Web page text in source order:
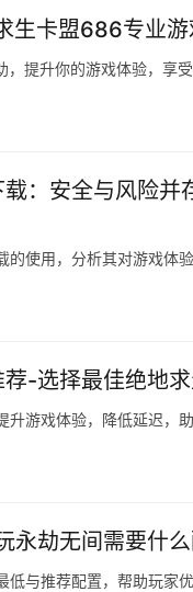
生卡盟686专业游
提升你的游戏体验，享受
：安全与风险
使用，分析其对游戏体
-选择最佳绝地
游戏体验，降低延迟，
永劫无间需要什
与推荐配置，帮助玩家优